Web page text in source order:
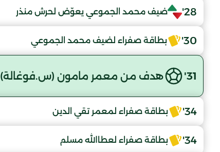
28' ضيف محمد الجموعي يعوّض لحرش منذر
30' بطاقة صفراء لضيف محمد الجموعي
31' هدف من معمر مامون (س.فوغالة)
34' بطاقة صفراء لمعمر تقي الدين
34' بطاقة صفراء لعطاالله مسلم